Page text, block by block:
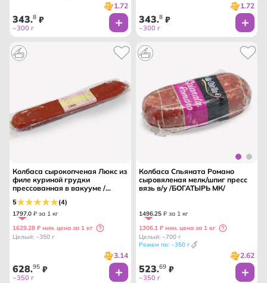
1.72
343.8 ₽
~300 г
1.72
343.8 ₽
~300 г
Колбаса сырокопченая Люкс из
филе куриной грудки
прессованная в вакууме /
КОНАКОВО МК/
5 (4)
1797.0 ₽ за 1 кг
1629.28 ₽ мин. цена за 1 кг
Целый: ~350 г
3.14
628.95 ₽
~350 г
Колбаса Спьяната Романо
сыровяленая мелк/шпиг пресс
вязь в/у /БОГАТЫРЬ МК/
1496.25 ₽ за 1 кг
1306.1 ₽ мин. цена за 1 кг
Целый: ~700 г
Режем по: ~350 г
2.62
523.69 ₽
~350 г